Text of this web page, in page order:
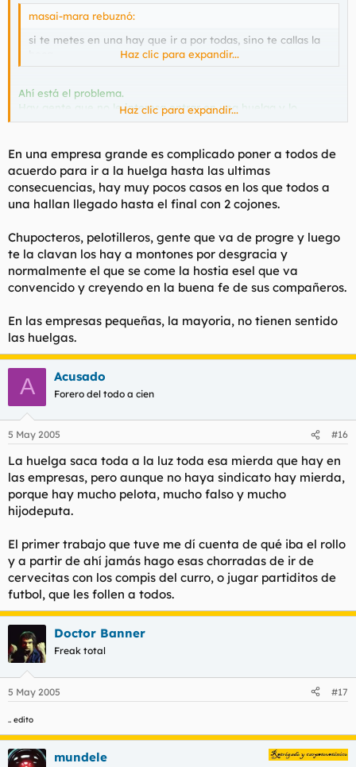
masai-mara rebuznó:
si te metes en una hay que ir a por todas, sino te callas la
Haz clic para expandir...
Ahí está el problema.
Hay gente que no le interesa entrar en una huelga y lo
abrasan vivo. Eso es coacción y no libertad.
cabe y que es lo que más pasa. Cuando empieza a haber
despidos, la mayoría agacha las orejas y se desentiende
Haz clic para expandir...
En una empresa grande es complicado poner a todos de
acuerdo para ir a la huelga hasta las ultimas
consecuencias, hay muy pocos casos en los que todos a
una hallan llegado hasta el final con 2 cojones.
Chupocteros, pelotilleros, gente que va de progre y luego
te la clavan los hay a montones por desgracia y
normalmente el que se come la hostia esel que va
convencido y creyendo en la buena fe de sus compañeros.
En las empresas pequeñas, la mayoria, no tienen sentido
las huelgas.
A Acusado
Forero del todo a cien
5 May 2005 #16
La huelga saca toda a la luz toda esa mierda que hay en
las empresas, pero aunque no haya sindicato hay mierda,
porque hay mucho pelota, mucho falso y mucho
hijodeputa.
El primer trabajo que tuve me dí cuenta de qué iba el rollo
y a partir de ahí jamás hago esas chorradas de ir de
cervecitas con los compis del curro, o jugar partiditos de
futbol, que les follen a todos.
Doctor Banner
Freak total
5 May 2005 #17
.. edito
mundele